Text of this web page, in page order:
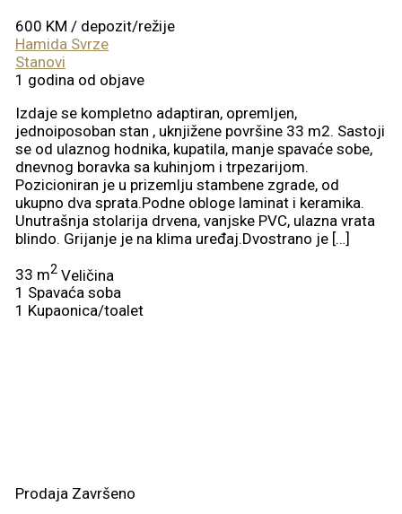
600 KM / depozit/režije
Hamida Svrze
Stanovi
1 godina od objave
Izdaje se kompletno adaptiran, opremljen,
jednoiposoban stan , uknjižene površine 33 m2. Sastoji
se od ulaznog hodnika, kupatila, manje spavaće sobe,
dnevnog boravka sa kuhinjom i trpezarijom.
Pozicioniran je u prizemlju stambene zgrade, od
ukupno dva sprata.Podne obloge laminat i keramika.
Unutrašnja stolarija drvena, vanjske PVC, ulazna vrata
blindo. Grijanje je na klima uređaj.Dvostrano je […]
33 m2 Veličina
1 Spavaća soba
1 Kupaonica/toalet
Prodaja Završeno